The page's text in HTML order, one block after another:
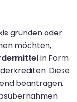
gründen oder
möchten,
in Form
Diese
beantragen.